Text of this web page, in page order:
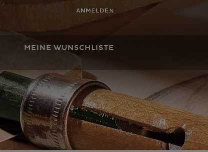
ANMELDEN
MEINE WUNSCHLISTE